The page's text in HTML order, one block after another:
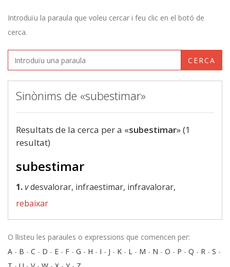
Introduïu la paraula que voleu cercar i feu clic en el botó de
cerca.
CERCA
Sinònims de «subestimar»
Resultats de la cerca per a «subestimar» (1
resultat)
subestimar
1.vdesvalorar, infraestimar, infravalorar,
rebaixar
O llisteu les paraules o expressions que comencen per:
A - B - C - D - E - F - G - H - I - J - K - L - M - N - O - P - Q - R - S -